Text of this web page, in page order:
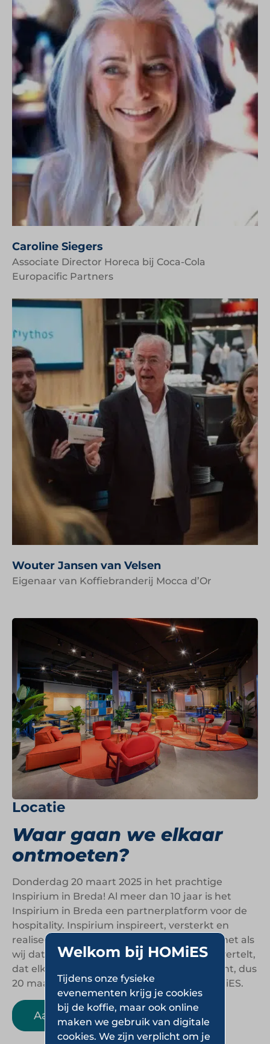
Caroline Siegers
Associate Director Horeca bij Coca-Cola
Europacific Partners
Wouter Jansen van Velsen
Eigenaar van Koffiebranderij Mocca d’Or
Locatie
Waar gaan we elkaar
ontmoeten?
Donderdag 20 maart 2025 in het prachtige
Inspirium in Breda! Al meer dan 10 jaar is het
Inspirium in Breda een partnerplatform voor de
hospitality. Inspirium inspireert, versterkt en
realiseert hospitality concepten en gelooft net als
wij dat elk hospitality concept een verhaal vertelt,
dat elk verhaal uniek is en aandacht verdient, dus
20 maart zijn wij hier met Foodservice HOMiES.
Aanmelden Inspiratiedag
Welkom bij HOMiES
Tijdens onze fysieke
evenementen krijg je cookies
bij de koffie, maar ook online
maken we gebruik van digitale
cookies. We zijn verplicht om je